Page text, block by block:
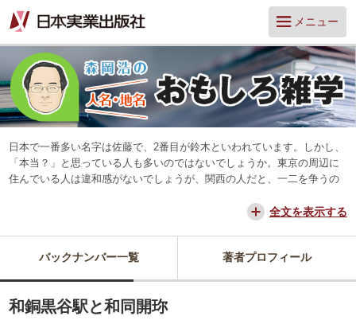
メニュー
日本で一番多い名字は佐藤で、2番目が鈴木といわれています。しかし、
「本当？」と思っている人も多いのではないでしょうか。東京の周辺に
住んでいる人は違和感がないでしょうが、関西の人だと、一二を争うの
交通が便利になって、東京からだと、離島や山中を除いてほとんどの所
思っています。
全文を表示する
バックナンバー一覧 著者プロフィール
和銅黒谷駅と和同開珎